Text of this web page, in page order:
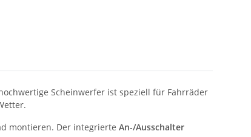
Scheinwerfer ist speziell für Fahrräder
montieren. Der integrierte An-/Ausschalter